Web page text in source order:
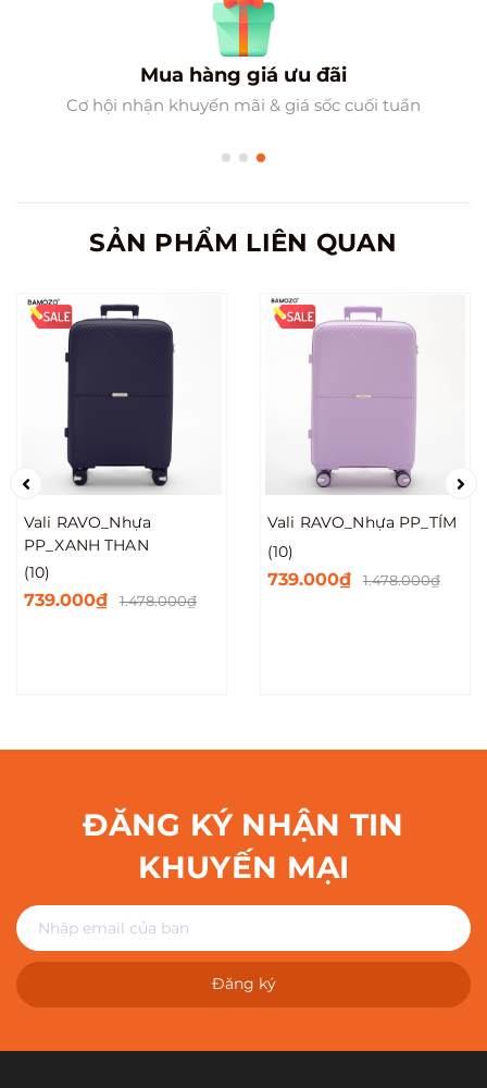
Mua hàng giá ưu đãi
Cơ hội nhận khuyến mãi & giá sốc cuối tuần
SẢN PHẨM LIÊN QUAN
Vali RAVO_Nhựa
PP_XANH THAN
(10)
739.000₫ 1.478.000₫
Vali RAVO_Nhựa PP_TÍM
(10)
739.000₫ 1.478.000₫
ĐĂNG KÝ NHẬN TIN
KHUYẾN MẠI
Đăng ký